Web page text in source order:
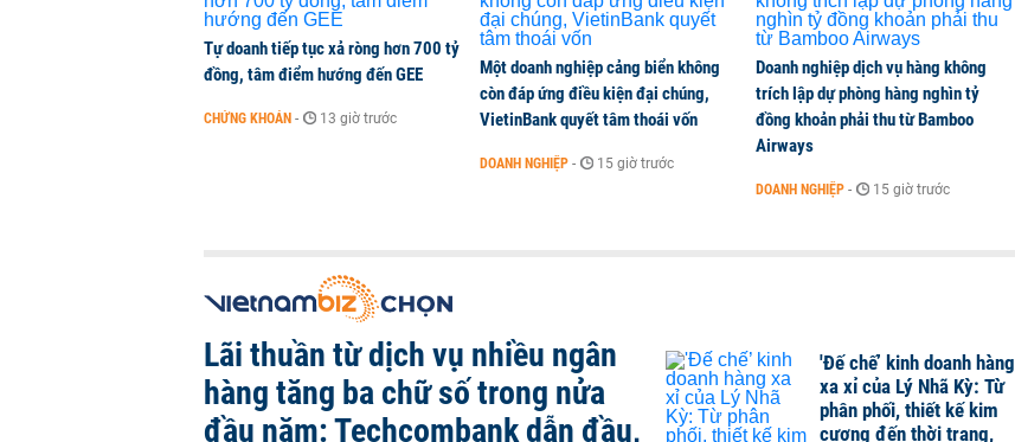
Tự doanh tiếp tục xả ròng hơn 700 tỷ
đồng, tâm điểm hướng đến GEE
CHỨNG KHOÁN - 13 giờ trước
Một doanh nghiệp cảng biển không
còn đáp ứng điều kiện đại chúng,
VietinBank quyết tâm thoái vốn
DOANH NGHIỆP - 15 giờ trước
Doanh nghiệp dịch vụ hàng không
trích lập dự phòng hàng nghìn tỷ
đồng khoản phải thu từ Bamboo
Airways
DOANH NGHIỆP - 15 giờ trước
Lãi thuần từ dịch vụ nhiều ngân
hàng tăng ba chữ số trong nửa
đầu năm: Techcombank dẫn đầu,
'Đế chế’ kinh doanh hàng
xa xỉ của Lý Nhã Kỳ: Từ
phân phối, thiết kế kim
cương đến thời trang,